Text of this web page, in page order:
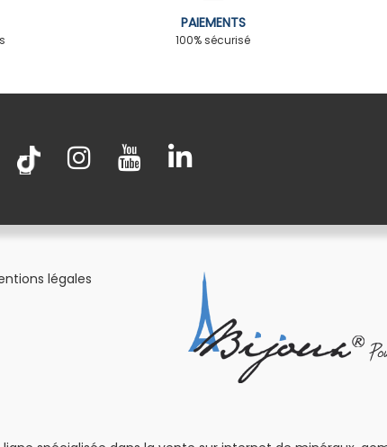
PAIEMENTS
100% sécurisé
légales